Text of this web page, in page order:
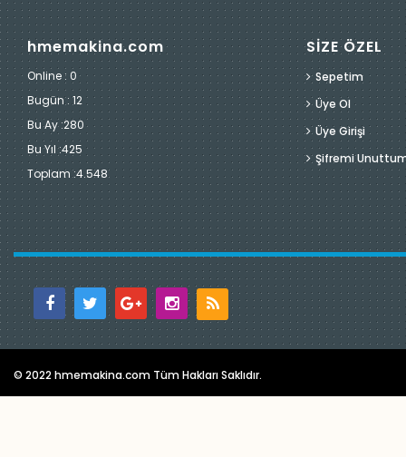
hmemakina.com
Online : 0
Bugün : 12
Bu Ay :280
Bu Yıl :425
Toplam :4.548
SİZE ÖZEL
Sepetim
Üye Ol
Üye Girişi
Şifremi
© 2022 hmemakina.com Tüm Hakları Saklıdır.